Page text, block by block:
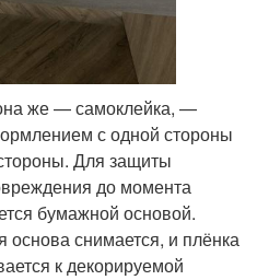
же — самоклейка, —
с одной стороны
Для защиты
до момента
бумажной основой.
снимается, и плёнка
к декорируемой